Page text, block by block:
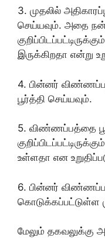
3. முதலில்
செய்யவும். அதை
இருக்கிறதா என்று
4. பின்னர்
பூர்த்தி செய்யவும்.
5. விண்ணப்பத்தை
உள்ளதா என
6. பின்னர்
கொடுக்கப்பட்டுள்ள
மேலும் தகவலுக்கு